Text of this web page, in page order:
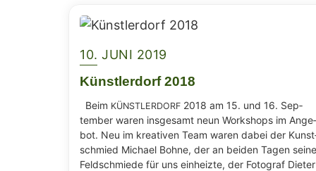
10. JUNI 2019
Künst­ler­dorf 2018
Beim KÜNSTLERDORF 2018 am 15. und 16. Sep­
tem­ber waren ins­ge­samt neun Work­shops im Ange­
bot. Neu im krea­ti­ven Team waren dabei der
schmied Micha­el Boh­ne, der an bei­den Tagen sei­ne
Feld­schmie­de für uns ein­heiz­te, der Foto­graf Die­ter